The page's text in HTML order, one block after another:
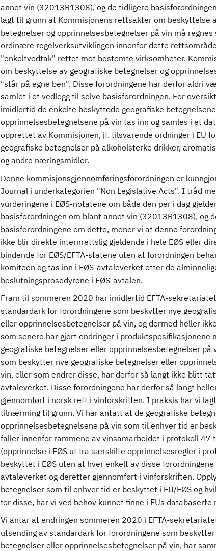
annet vin (32013R1308), og de tidligere
lagt til grunn at Kommisjonens rettsakter om beskyttelse
betegnelser og opprinnelsesbetegnelser på vin må regnes
ordinære regelverksutviklingen innenfor dette
"enkeltvedtak" rettet mot bestemte virksomheter.
om beskyttelse av geografiske betegnelser og
"står på egne ben". Disse forordningene har derfor aldri
samlet i et vedlegg til selve basisforordningen. For
imidlertid de enkelte beskyttede geografiske
opprinnelsesbetegnelsene på vin tas inn og samles i et
opprettet av Kommisjonen, jf. tilsvarende ordninger i EU
geografiske betegnelser på alkoholsterke drikker,
og andre næringsmidler.
Denne kommisjonsgjennomføringsforordningen er
Journal i underkategorien "Non Legislative Acts". I tråd
vurderingene i EØS-notatene om både den per i dag
basisforordningen om blant annet vin (32013R1308), og
basisforordningene om dette, mener vi at denne
ikke blir direkte internrettslig gjeldende i hele EØS eller
bindende for EØS/EFTA-statene uten at forordningen
komiteen og tas inn i EØS-avtaleverket etter de
beslutningsprosedyrene i EØS-avtalen.
Fram til sommeren 2020 har imidlertid EFTA-
standardark for forordningene som beskytter nye
eller opprinnelsesbetegnelser på vin, og dermed heller
som senere har gjort endringer i produktspesifikasjonene
geografiske betegnelser eller opprinnelsesbetegnelser på
som beskytter nye geografiske betegnelser eller
vin, eller som endrer disse, har derfor så langt ikke blitt
avtaleverket. Disse forordningene har derfor så langt
gjennomført i norsk rett i vinforskriften. I praksis har vi
tilnærming til grunn. Vi har antatt at de geografiske
opprinnelsesbetegnelsene på vin som til enhver tid er
faller innenfor rammene av vinsamarbeidet i protokoll 47
(opprinnelse i EØS ut fra særskilte opprinnelsesregler i
beskyttet i EØS uten at hver enkelt av disse
avtaleverket og deretter gjennomført i vinforskriften.
betegnelser som til enhver tid er beskyttet i EU/EØS og
for disse, har vi ved behov kunnet finne i EUs databaserte
Vi antar at endringen sommeren 2020 i EFTA-
utsending av standardark for forordningene som
betegnelser eller opprinnelsesbetegnelser på vin, har